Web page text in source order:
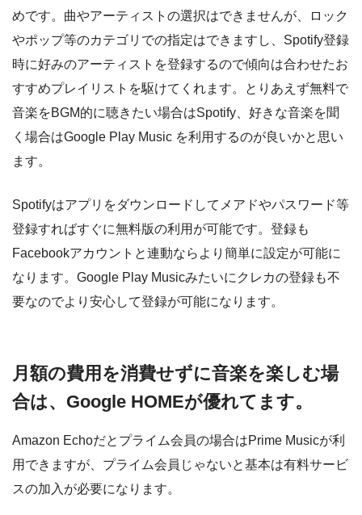
めです。曲やアーティストの選択はできませんが、ロック
やポップ等のカテゴリでの指定はできますし、Spotify登録
時に好みのアーティストを登録するので傾向は合わせたお
すすめプレイリストを駆けてくれます。とりあえず無料で
音楽をBGM的に聴きたい場合はSpotify、好きな音楽を聞
く場合はGoogle Play Music を利用するのが良いかと思い
ます。
Spotifyはアプリをダウンロードしてメアドやパスワード等
登録すればすぐに無料版の利用が可能です。登録も
Facebookアカウントと連動ならより簡単に設定が可能に
なります。Google Play Musicみたいにクレカの登録も不
要なのでより安心して登録が可能になります。
月額の費用を消費せずに音楽を楽しむ場
合は、Google HOMEが優れてます。
Amazon Echoだとプライム会員の場合はPrime Musicが利
用できますが、プライム会員じゃないと基本は有料サービ
スの加入が必要になります。